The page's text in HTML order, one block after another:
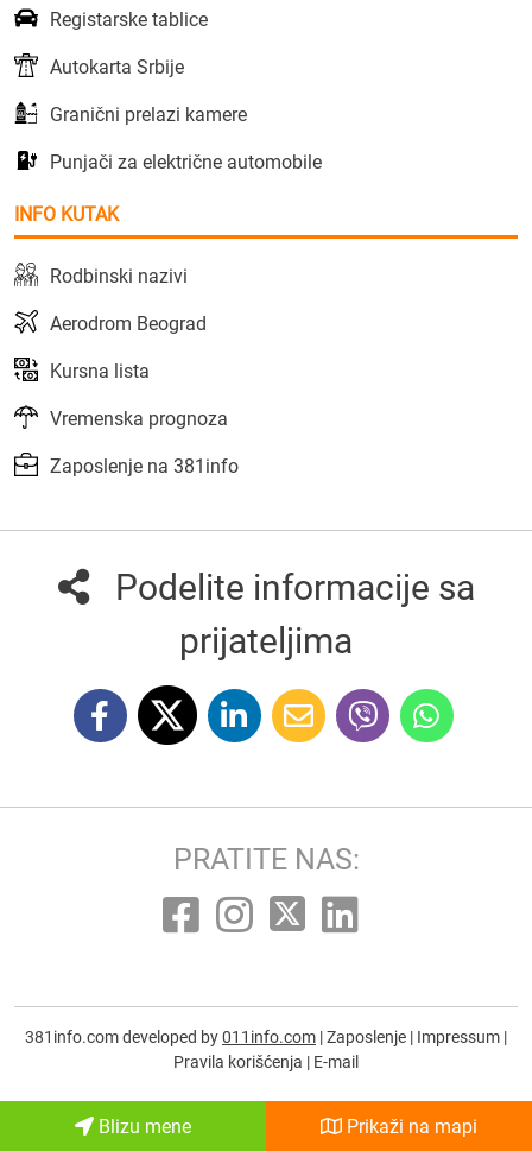
Registarske tablice
Autokarta Srbije
Granični prelazi kamere
Punjači za električne automobile
INFO KUTAK
Rodbinski nazivi
Aerodrom Beograd
Kursna lista
Vremenska prognoza
Zaposlenje na 381info
Podelite informacije sa
prijateljima
PRATITE NAS:
381info.com developed by011info.com |Zaposlenje | Impressum |
Pravila korišćenja | E-mail
Blizu mene Prikaži na mapi